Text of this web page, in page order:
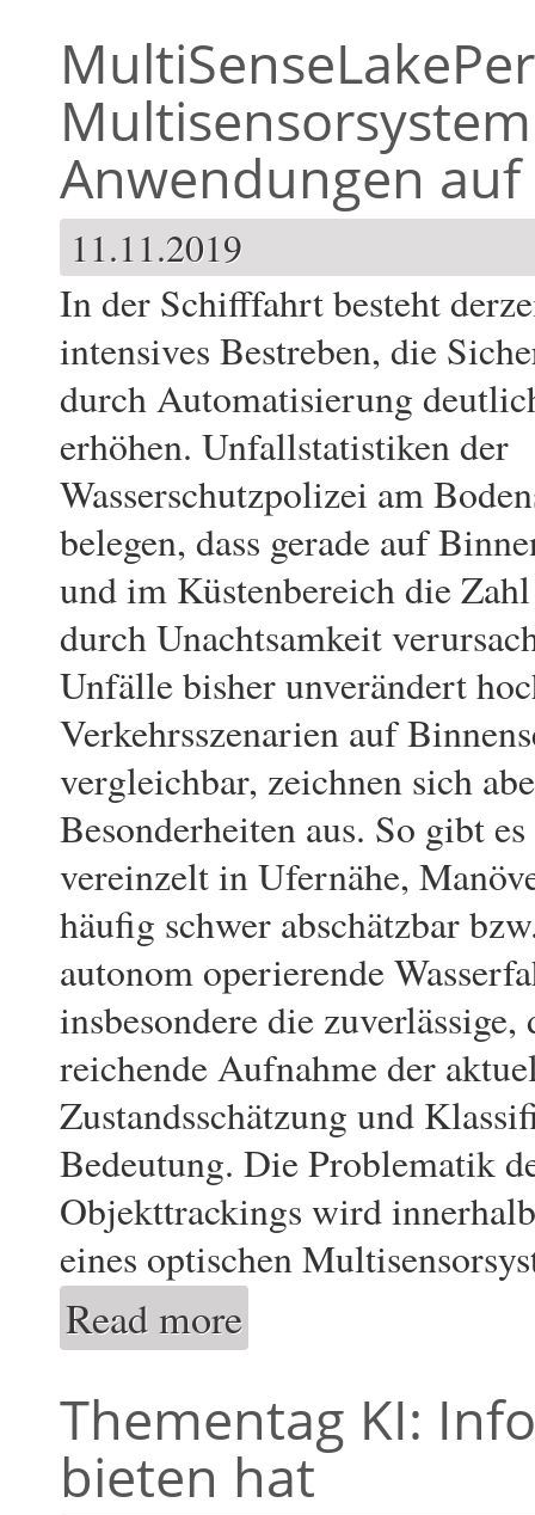
Anwendungen
11.11.2019
In der Schifffahrt besteht
intensives Bestreben, die
durch Automatisierung
erhöhen. Unfallstatistiken der
Wasserschutzpolizei am
belegen, dass gerade auf
und im Küstenbereich die
durch Unachtsamkeit
Unfälle bisher unverändert
Verkehrssze­narien auf
vergleichbar, zeichnen sich
Besonderheiten aus. So gibt
vereinzelt in Ufernähe,
häufig schwer abschätzbar
autonom operierende
insbesondere die
reichende Auf­nahme der
Zustandsschätzung und
Bedeutung. Die Problematik
Objekttrackings wird
eines optischen
Read more
Thementag KI:
bieten hat